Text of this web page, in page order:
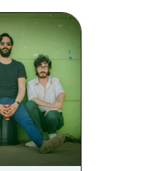
de 167 550
Plano de
e pela União
A
Bel